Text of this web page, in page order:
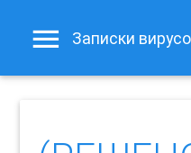
Записки